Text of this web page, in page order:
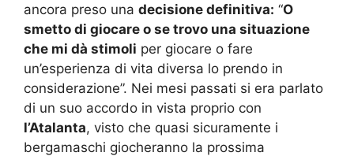
ancora preso una decisione definitiva: “O
smetto di giocare o se trovo una situazione
che mi dà stimoli per giocare o fare
un’esperienza di vita diversa lo prendo in
considerazione”. Nei mesi passati si era parlato
di un suo accordo in vista proprio con
l’Atalanta, visto che quasi sicuramente i
bergamaschi giocheranno la prossima